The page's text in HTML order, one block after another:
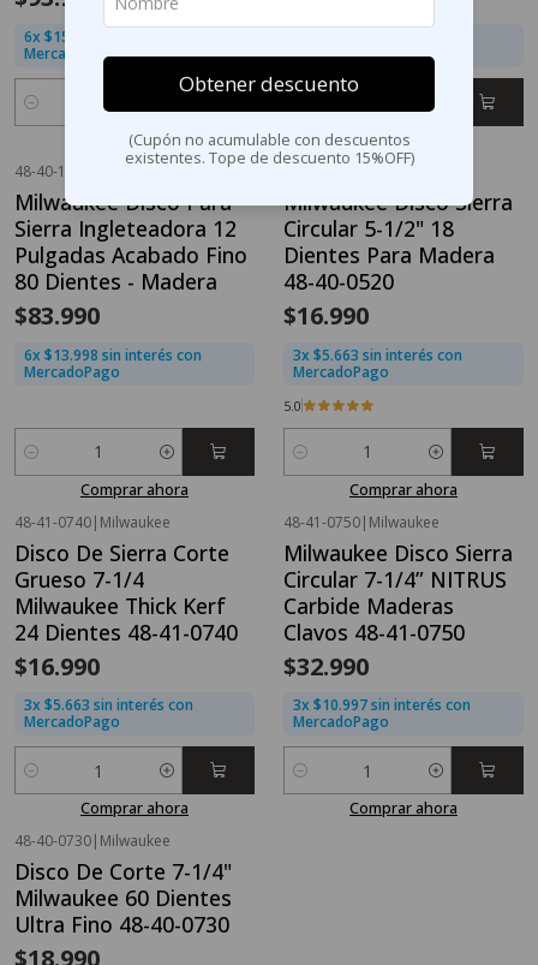
6x $15.665 sin interés con
MercadoPago
Cantidad
Comprar ahora
MercadoPago
Cantidad
Comprar ahora
48-40-1224
Milwaukee Disco Para
Sierra Ingleteadora 12
Pulgadas Acabado Fino
80 Dientes - Madera
$83.990
6x $13.998 sin interés con
MercadoPago
Cantidad
Comprar ahora
Milwaukee
Milwaukee Disco Sierra
Circular 5-1/2" 18
Dientes Para Madera
48-40-0520
$16.990
3x $5.663 sin interés con
MercadoPago
5.0
Cantidad
Comprar ahora
48-41-0740| Milwaukee
Disco De Sierra Corte
Grueso 7-1/4
Milwaukee Thick Kerf
24 Dientes 48-41-0740
$16.990
3x $5.663 sin interés con
MercadoPago
Cantidad
Comprar ahora
48-41-0750| Milwaukee
Milwaukee Disco Sierra
Circular 7-1/4” NITRUS
Carbide Maderas
Clavos 48-41-0750
$32.990
3x $10.997 sin interés con
MercadoPago
Cantidad
Comprar ahora
Nuevo
48-40-0730| Milwaukee
Disco De Corte 7-1/4"
Milwaukee 60 Dientes
Ultra Fino 48-40-0730
$18.990
Obtener descuento
(Cupón no acumulable con descuentos
existentes. Tope de descuento 15%OFF)